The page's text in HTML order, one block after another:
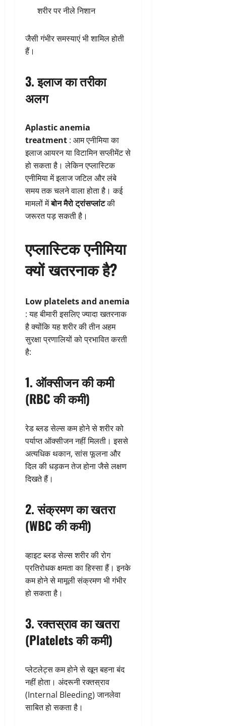
शरीर पर नीले निशान
जैसी गंभीर समस्याएं भी शामिल होती
हैं।
3. इलाज का तरीका
अलग
Aplastic anemia
treatment : आम एनीमिया का
इलाज आयरन या विटामिन सप्लीमेंट से
हो सकता है। लेकिन एप्लास्टिक
एनीमिया में इलाज जटिल और लंबे
समय तक चलने वाला होता है। कई
मामलों मेंबोन मैरो ट्रांसप्लांटकी
जरूरत पड़ सकती है।
एप्लास्टिक एनीमिया
क्यों खतरनाक है?
Low platelets and anemia
: यह बीमारी इसलिए ज्यादा खतरनाक
है क्योंकि यह शरीर की तीन अहम
सुरक्षा प्रणालियों को प्रभावित करती
है:
1. ऑक्सीजन की कमी
(RBC की कमी)
रेड ब्लड सेल्स कम होने से शरीर को
पर्याप्त ऑक्सीजन नहीं मिलती। इससे
अत्यधिक थकान, सांस फूलना और
दिल की धड़कन तेज होना जैसे लक्षण
दिखते हैं।
2. संक्रमण का खतरा
(WBC की कमी)
व्हाइट ब्लड सेल्स शरीर की रोग
प्रतिरोधक क्षमता का हिस्सा हैं। इनके
कम होने से मामूली संक्रमण भी गंभीर
हो सकता है।
3. रक्तस्राव का खतरा
(Platelets की कमी)
प्लेटलेट्स कम होने से खून बहना बंद
नहीं होता। अंदरूनी रक्तस्राव
(Internal Bleeding) जानलेवा
साबित हो सकता है।